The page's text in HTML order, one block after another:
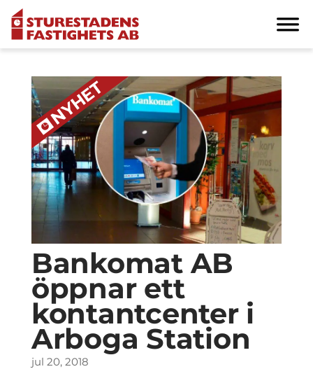
Bankomat AB
öppnar ett
kontantcenter i
Arboga Station
jul 20, 2018